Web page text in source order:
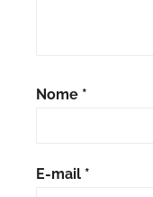
Nome *
E-mail *